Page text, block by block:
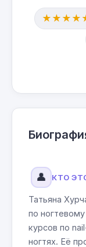
👤 КТО
Татьяна
по
курсов по
ногтях. Её